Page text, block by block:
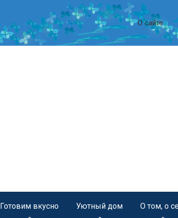
О сайте
Готовим вкусно Уютный дом О том, о